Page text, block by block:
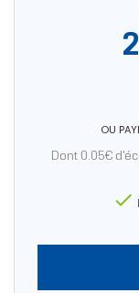
OU
Dont 0.05€
